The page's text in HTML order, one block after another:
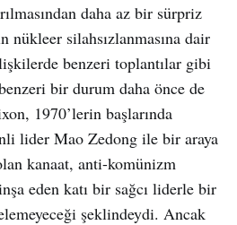
daha az bir sürpriz
nükleer silahsızlanmasına dair
benzeri toplantılar gibi
bir durum daha önce de
1970’lerin başlarında
lider Mao Zedong ile bir araya
kanaat, anti-komünizm
eden katı bir sağcı liderle bir
şeklindeydi. Ancak